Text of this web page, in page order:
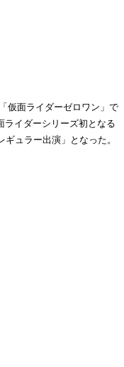
仮面ライダーゼロワン」で
ライダーシリーズ初となる
ギュラー出演」となった。